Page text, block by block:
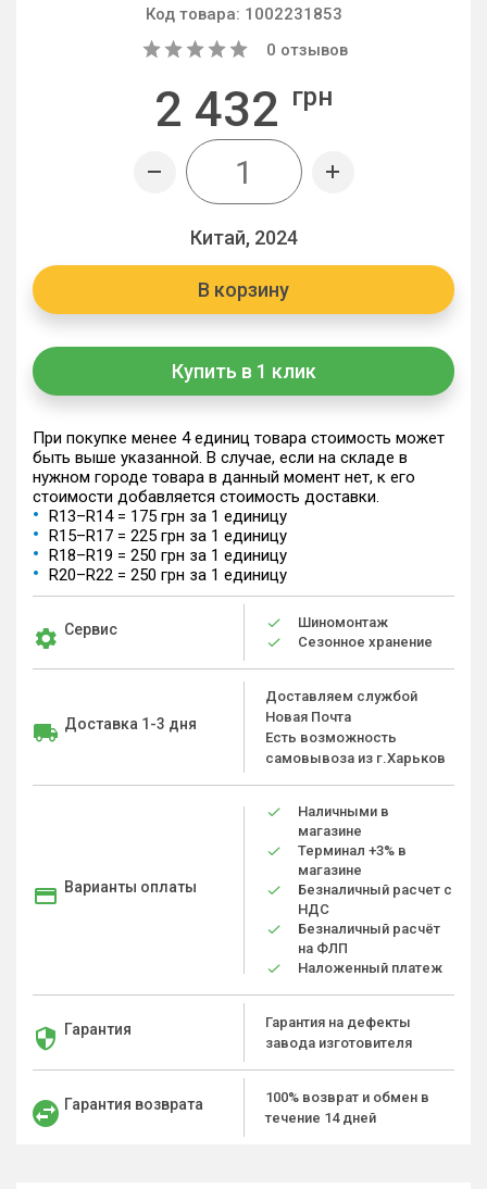
Код товара: 1002231853
0 отзывов
2 432 грн
Китай, 2024
В корзину
Купить в 1 клик
При покупке менее 4 единиц товара стоимость может
быть выше указанной. В случае, если на складе в
нужном городе товара в данный момент нет, к его
стоимости добавляется стоимость доставки.
R13–R14 = 175 грн за 1 единицу
R15–R17 = 225 грн за 1 единицу
R18–R19 = 250 грн за 1 единицу
R20–R22 = 250 грн за 1 единицу
Сервис
Шиномонтаж
Сезонное хранение
Доставка 1-3 дня
Доставляем службой
Новая Почта
Есть возможность
самовывоза из г.Харьков
Варианты оплаты
Наличными в
магазине
Терминал +3% в
магазине
Безналичный расчет с
НДС
Безналичный расчёт
на ФЛП
Наложенный платеж
Гарантия
Гарантия на дефекты
завода изготовителя
Гарантия возврата
100% возврат и обмен в
течение 14 дней